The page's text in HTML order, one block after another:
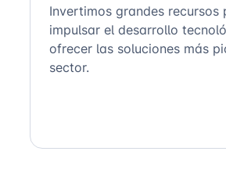
Invertimos grandes recursos
impulsar el desarrollo
ofrecer las soluciones más
sector.